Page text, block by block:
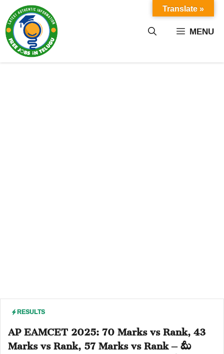
content MENU
RESULTS
AP EAMCET 2025: 70 Marks vs Rank, 43
Marks vs Rank, 57 Marks vs Rank – మీ
Translate »